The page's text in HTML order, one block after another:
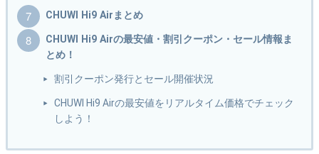
CHUWI Hi9 Airまとめ
CHUWI Hi9 Airの最安値・割引クーポン・セール情報ま
とめ！
割引クーポン発行とセール開催状況
CHUWI Hi9 Airの最安値をリアルタイム価格でチェック
しよう！